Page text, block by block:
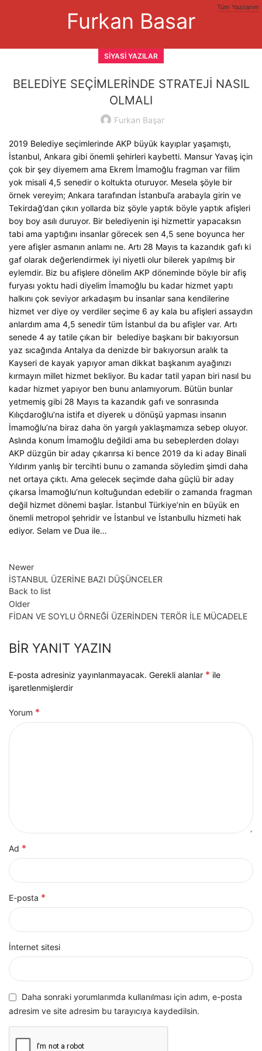
Tüm Yazılarım
Furkan Basar
SIYASI YAZILAR
BELEDİYE SEÇİMLERİNDE STRATEJİ NASIL
OLMALI
Furkan Başar
2019 Belediye seçimlerinde AKP büyük kayıplar yaşamıştı,
İstanbul, Ankara gibi önemli şehirleri kaybetti. Mansur Yavaş için
çok bir şey diyemem ama Ekrem İmamoğlu fragman var filim
yok misali 4,5 senedir o koltukta oturuyor. Mesela şöyle bir
örnek vereyim; Ankara tarafından İstanbul’a arabayla girin ve
Tekirdağ’dan çıkın yollarda biz şöyle yaptık böyle yaptık afişleri
boy boy asılı duruyor. Bir belediyenin işi hizmettir yapacaksın
tabi ama yaptığını insanlar görecek sen 4,5 sene boyunca her
yere afişler asmanın anlamı ne. Artı 28 Mayıs ta kazandık gafı ki
gaf olarak değerlendirmek iyi niyetli olur bilerek yapılmış bir
eylemdir. Biz bu afişlere dönelim AKP döneminde böyle bir afiş
furyası yoktu hadi diyelim İmamoğlu bu kadar hizmet yaptı
halkını çok seviyor arkadaşım bu insanlar sana kendilerine
hizmet ver diye oy verdiler seçime 6 ay kala bu afişleri assaydın
anlardım ama 4,5 senedir tüm İstanbul da bu afişler var. Artı
senede 4 ay tatile çıkan bir belediye başkanı bir bakıyorsun
yaz sıcağında Antalya da denizde bir bakıyorsun aralık ta
Kayseri de kayak yapıyor aman dikkat başkanım ayağınızı
kırmayın millet hizmet bekliyor. Bu kadar tatil yapan biri nasıl bu
kadar hizmet yapıyor ben bunu anlamıyorum. Bütün bunlar
yetmemiş gibi 28 Mayıs ta kazandık gafı ve sonrasında
Kılıçdaroğlu’na istifa et diyerek u dönüşü yapması insanın
İmamoğlu’na biraz daha ön yargılı yaklaşmamıza sebep oluyor.
Aslında konum İmamoğlu değildi ama bu sebeplerden dolayı
AKP düzgün bir aday çıkarırsa ki bence 2019 da ki aday Binali
Yıldırım yanlış bir tercihti bunu o zamanda söyledim şimdi daha
net ortaya çıktı. Ama gelecek seçimde daha güçlü bir aday
çıkarsa İmamoğlu’nun koltuğundan edebilir o zamanda fragman
değil hizmet dönemi başlar. İstanbul Türkiye’nin en büyük en
önemli metropol şehridir ve İstanbul ve İstanbullu hizmeti hak
ediyor. Selam ve Dua ile…
Newer
İSTANBUL ÜZERİNE BAZI DÜŞÜNCELER
Back to list
Older
FİDAN VE SOYLU ÖRNEĞİ ÜZERİNDEN TERÖR İLE MÜCADELE
BIR YANIT YAZIN
E-posta adresiniz yayınlanmayacak. Gerekli alanlar * ile
işaretlenmişlerdir
Yorum *
Ad *
E-posta *
İnternet sitesi
Daha sonraki yorumlarımda kullanılması için adım, e-posta
adresim ve site adresim bu tarayıcıya kaydedilsin.